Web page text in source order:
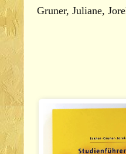
Gruner, Juliane,